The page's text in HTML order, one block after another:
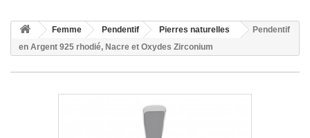
Femme Pendentif Pierres naturelles
Pendentif
en Argent 925 rhodié, Nacre et Oxydes Zirconium